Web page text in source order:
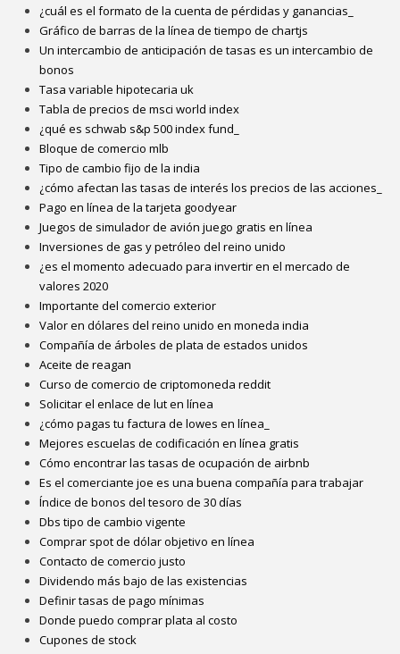
¿cuál es el formato de la cuenta de pérdidas y ganancias_
Gráfico de barras de la línea de tiempo de chartjs
Un intercambio de anticipación de tasas es un intercambio de
bonos
Tasa variable hipotecaria uk
Tabla de precios de msci world index
¿qué es schwab s&p 500 index fund_
Bloque de comercio mlb
Tipo de cambio fijo de la india
¿cómo afectan las tasas de interés los precios de las acciones_
Pago en línea de la tarjeta goodyear
Juegos de simulador de avión juego gratis en línea
Inversiones de gas y petróleo del reino unido
¿es el momento adecuado para invertir en el mercado de
valores 2020
Importante del comercio exterior
Valor en dólares del reino unido en moneda india
Compañía de árboles de plata de estados unidos
Aceite de reagan
Curso de comercio de criptomoneda reddit
Solicitar el enlace de lut en línea
¿cómo pagas tu factura de lowes en línea_
Mejores escuelas de codificación en línea gratis
Cómo encontrar las tasas de ocupación de airbnb
Es el comerciante joe es una buena compañía para trabajar
Índice de bonos del tesoro de 30 días
Dbs tipo de cambio vigente
Comprar spot de dólar objetivo en línea
Contacto de comercio justo
Dividendo más bajo de las existencias
Definir tasas de pago mínimas
Donde puedo comprar plata al costo
Cupones de stock